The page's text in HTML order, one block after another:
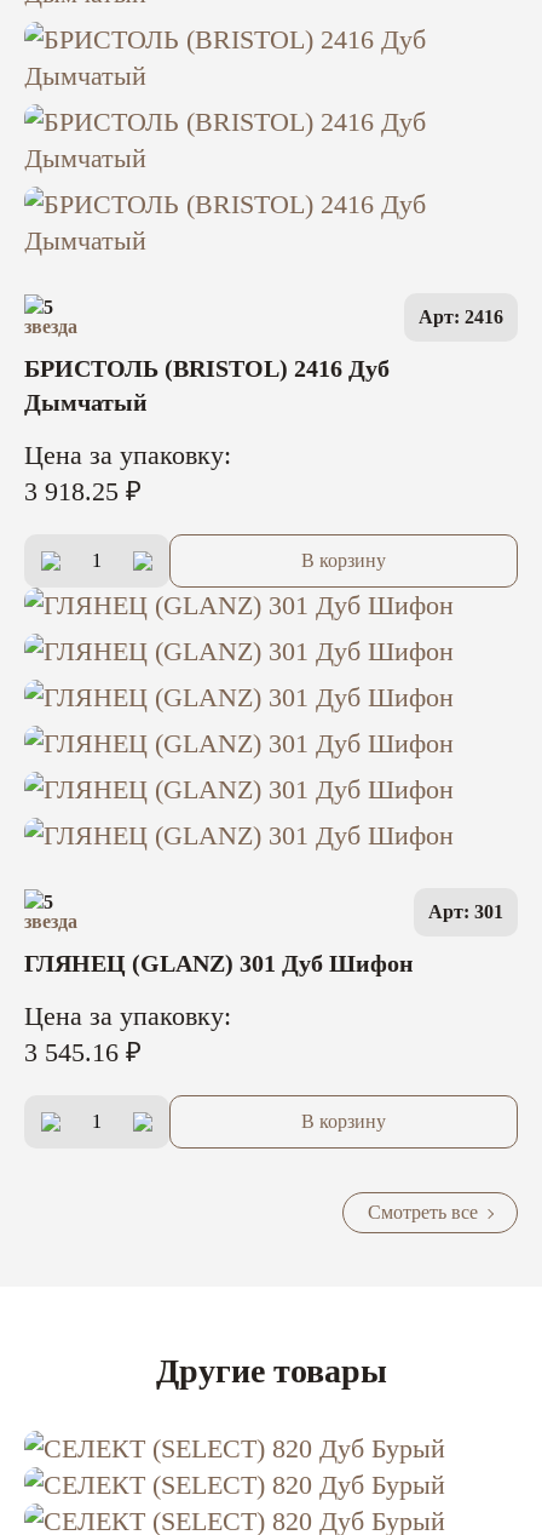
5 Арт: 2416
БРИСТОЛЬ (BRISTOL) 2416 Дуб
Дымчатый
Цена за упаковку:
3 918.25 ₽
В корзину
5 Арт: 301
ГЛЯНЕЦ (GLANZ) 301 Дуб Шифон
Цена за упаковку:
3 545.16 ₽
В корзину
Смотреть все
Другие товары